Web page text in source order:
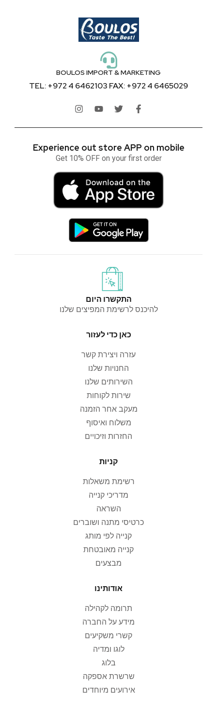
BOULOS IMPORT & MARKETING
TEL: +972 4 6462103 FAX: +972 4 6465029
Experience out store APP on mobile
Get 10% OFF on your first order
התקשרו היום
להיכנס לרשימת המפיצים שלנו
כאן כדי לעזור
עזרה ויצירת קשר
החנויות שלנו
השירותים שלנו
שירות לקוחות
מעקב אחר הזמנה
משלוח ואיסוף
החזרות וזיכויים
קניות
רשימת משאלות
מדריכי קנייה
השראה
כרטיסי מתנה ושוברים
קנייה לפי מותג
קנייה מאובטחת
מבצעים
אודותינו
תרומה לקהילה
מידע על החברה
קשרי משקיעים
לוגו ומדיה
בלוג
שרשרת אספקה
אירועים מיוחדים